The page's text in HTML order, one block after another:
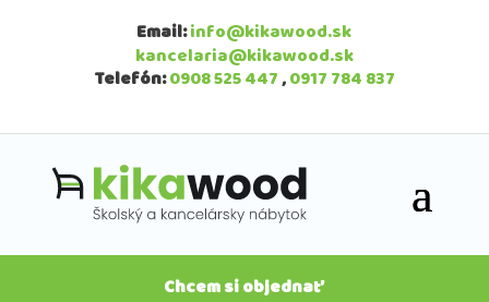
Email:info@kikawood.sk
kancelaria@kikawood.sk
Telefón:0908 525 447,0917 784 837
Chcem si objednať